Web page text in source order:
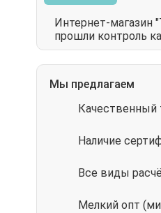
Интернет-магазин
прошли контроль
Мы предлагаем
Качественный
Наличие
Все виды
Мелкий опт